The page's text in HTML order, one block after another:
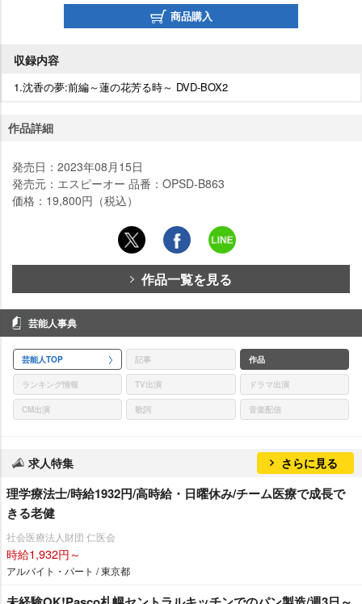
商品購入
収録内容
1.沈香の夢:前編～蓮の花芳る時～ DVD-BOX2
作品詳細
発売日：2023年08月15日
発売元：エスピーオー 品番：OPSD-B863
価格：19,800円（税込）
作品一覧を見る
芸能人事典
芸能人TOP 記事 作品
ランキング情報 TV出演 ドラマ出演
CM出演 歌詞 音楽配信
求人特集 さらに見る
理学療法士/時給1932円/高時給・日曜休み/チーム医療で成長で
きる老健
社会医療法人財団 仁医会
時給1,932円～
アルバイト・パート / 東京都